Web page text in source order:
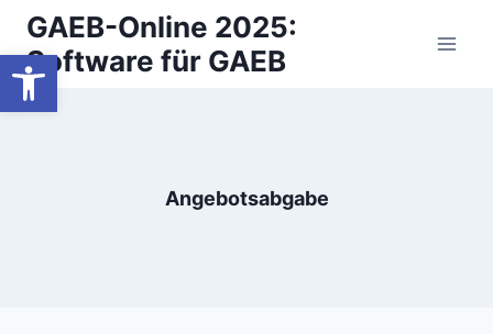
Werkzeugleiste öffnen
Zum
Inhalt
springen
GAEB-Online 2025:
Software für GAEB
Angebotsabgabe